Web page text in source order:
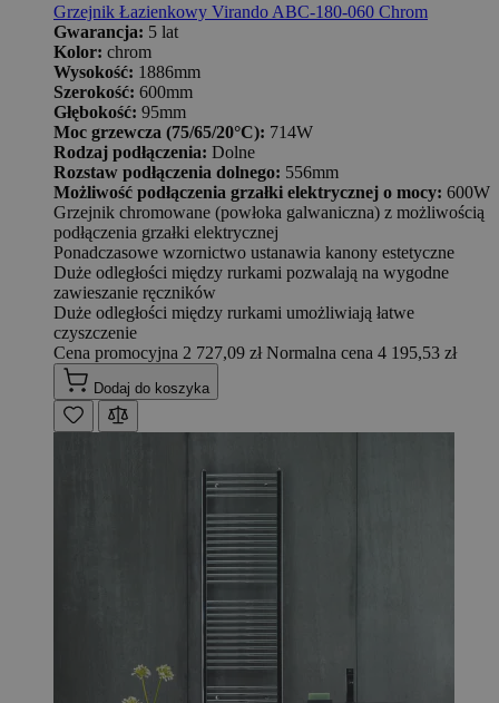
Grzejnik Łazienkowy Virando ABC-180-060 Chrom
Gwarancja: 5 lat
Kolor: chrom
Wysokość: 1886mm
Szerokość: 600mm
Głębokość: 95mm
Moc grzewcza (75/65/20°C): 714W
Rodzaj podłączenia: Dolne
Rozstaw podłączenia dolnego: 556mm
Możliwość podłączenia grzałki elektrycznej o mocy: 600W
Grzejnik chromowane (powłoka galwaniczna) z możliwością
podłączenia grzałki elektrycznej
Ponadczasowe wzornictwo ustanawia kanony estetyczne
Duże odległości między rurkami pozwalają na wygodne
zawieszanie ręczników
Duże odległości między rurkami umożliwiają łatwe
czyszczenie
Cena promocyjna 2 727,09 zł Normalna cena 4 195,53 zł
Dodaj do koszyka